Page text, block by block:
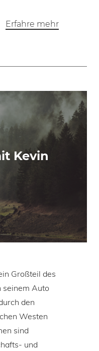
Erfahre mehr
Kevin
Großteil des
seinem Auto
den
Westen
sind
und